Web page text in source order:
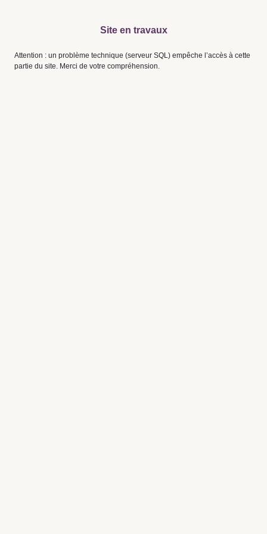
Site en travaux
Attention : un problème technique (serveur SQL) empêche l’accès à cette
partie du site. Merci de votre compréhension.